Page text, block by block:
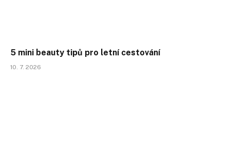
5 mini beauty tipů pro letní cestování
10. 7. 2026